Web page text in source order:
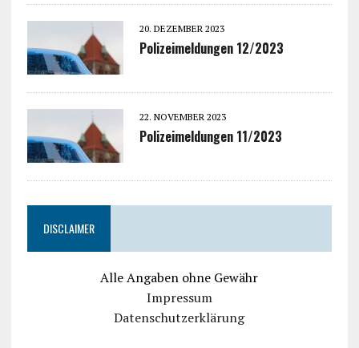
20. DEZEMBER 2023
Polizeimeldungen 12/2023
22. NOVEMBER 2023
Polizeimeldungen 11/2023
DISCLAIMER
Alle Angaben ohne Gewähr
Impressum
Datenschutzerklärung